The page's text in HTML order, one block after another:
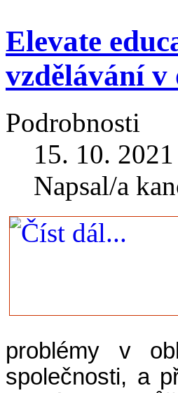
Elevate
vzdělávání
Podrobnosti
15. 10.
Napsal/a
problémy v
společnosti, a